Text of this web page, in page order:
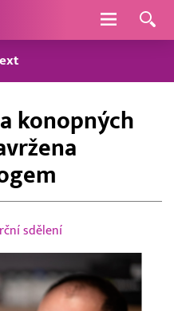
Navigace
konopných
sdělení